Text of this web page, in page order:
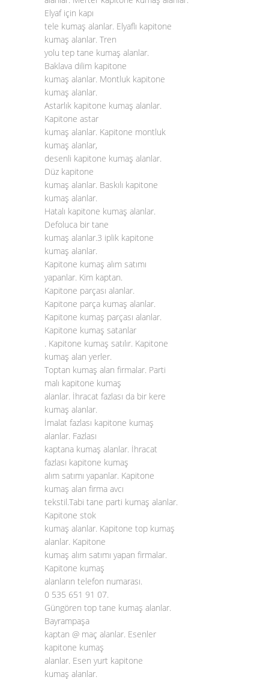
Elyaf için kapı
tele kumaş alanlar. Elyaflı kapitone
kumaş alanlar. Tren
yolu tep tane kumaş alanlar.
Baklava dilim kapitone
kumaş alanlar. Montluk kapitone
kumaş alanlar.
Astarlık kapitone kumaş alanlar.
Kapitone astar
kumaş alanlar. Kapitone montluk
kumaş alanlar,
desenli kapitone kumaş alanlar.
Düz kapitone
kumaş alanlar. Baskılı kapitone
kumaş alanlar.
Hatalı kapitone kumaş alanlar.
Defoluca bir tane
kumaş alanlar.3 iplik kapitone
kumaş alanlar.
Kapitone kumaş alım satımı
yapanlar. Kim kaptan.
Kapitone parçası alanlar.
Kapitone parça kumaş alanlar.
Kapitone kumaş parçası alanlar.
Kapitone kumaş satanlar
. Kapitone kumaş satılır. Kapitone
kumaş alan yerler.
Toptan kumaş alan firmalar. Parti
malı kapitone kumaş
alanlar. İhracat fazlası da bir kere
kumaş alanlar.
İmalat fazlası kapitone kumaş
alanlar. Fazlası
kaptana kumaş alanlar. İhracat
fazlası kapitone kumaş
alım satımı yapanlar. Kapitone
kumaş alan firma avcı
tekstil.Tabi tane parti kumaş alanlar.
Kapitone stok
kumaş alanlar. Kapitone top kumaş
alanlar. Kapitone
kumaş alım satımı yapan firmalar.
Kapitone kumaş
alanların telefon numarası.
0 535 651 91 07.
Güngören top tane kumaş alanlar.
Bayrampaşa
kaptan @ maç alanlar. Esenler
kapitone kumaş
alanlar. Esen yurt kapitone
kumaş alanlar.